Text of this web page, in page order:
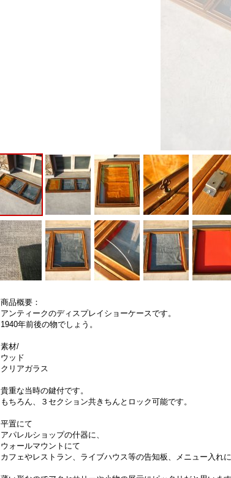
商品概要：
アンティークのディスプレイショーケースです。
1940年前後の物でしょう。
素材/
ウッド
クリアガラス
貴重な当時の鍵付です。
もちろん、３セクション共きちんとロック可能です。
平置にて
アパレルショップの什器に、
ウォールマウントにて
カフェやレストラン、ライブハウス等の告知板、メニュー入れに